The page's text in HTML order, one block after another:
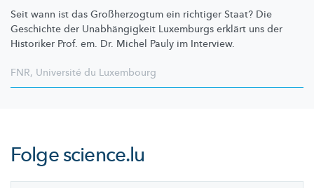
Seit wann ist das Großherzogtum ein richtiger Staat? Die
Geschichte der Unabhängigkeit Luxemburgs erklärt uns der
Historiker Prof. em. Dr. Michel Pauly im Interview.
FNR, Université du Luxembourg
Folgescience.lu